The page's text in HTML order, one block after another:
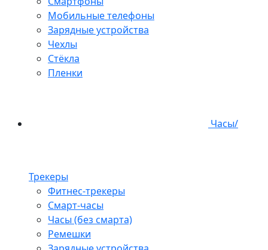
Мобильные телефоны
Зарядные устройства
Чехлы
Стёкла
Пленки
Часы/
Трекеры
Фитнес-трекеры
Смарт-часы
Часы (без смарта)
Ремешки